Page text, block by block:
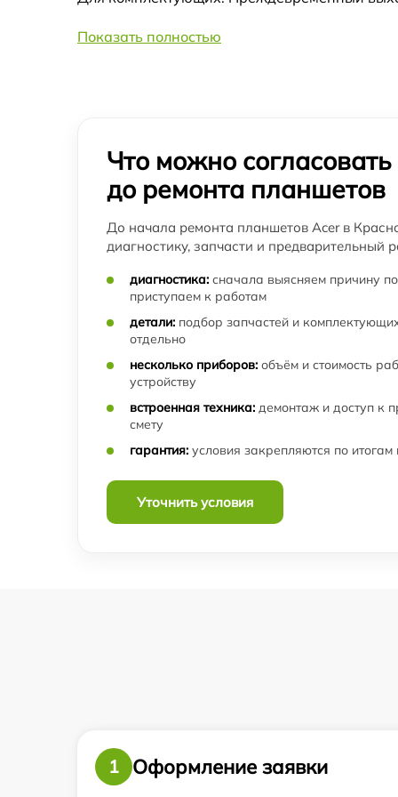
Ремонт кнопки планшета Acer
Показать полностью
Что можно согласовать
до ремонта планшетов
До начала ремонта планшетов Acer в
диагностику, запчасти и предварительный
диагностика: сначала выясняем причину
приступаем к работам
детали: подбор запчастей и
отдельно
несколько приборов: объём и стоимость
устройству
встроенная техника: демонтаж и доступ к
смету
гарантия: условия закрепляются по
Уточнить условия
1 Оформление заявки